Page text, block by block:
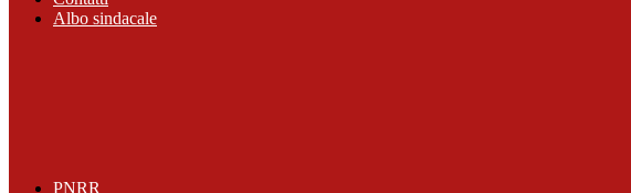
Albo sindacale
PNRR